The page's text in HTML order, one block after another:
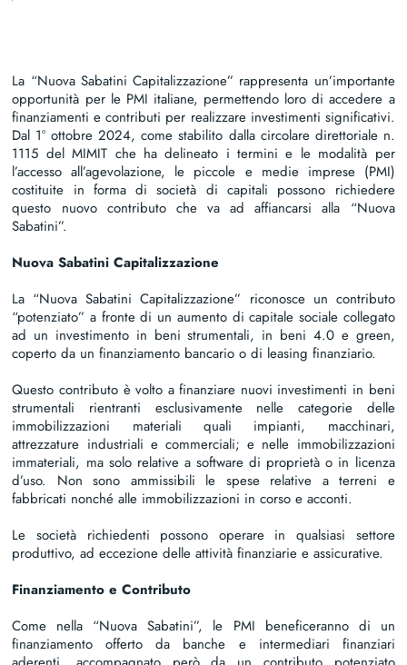
La “Nuova Sabatini Capitalizzazione” rappresenta un’importante
opportunità per le PMI italiane, permettendo loro di accedere a
finanziamenti e contributi per realizzare investimenti significativi.
Dal 1° ottobre 2024, come stabilito dalla circolare direttoriale n.
1115 del MIMIT che ha delineato i termini e le modalità per
l’accesso all’agevolazione, le piccole e medie imprese (PMI)
costituite in forma di società di capitali possono richiedere
questo nuovo contributo che va ad affiancarsi alla “Nuova
Sabatini”.
Nuova Sabatini Capitalizzazione
La “Nuova Sabatini Capitalizzazione” riconosce un contributo
“potenziato” a fronte di un aumento di capitale sociale collegato
ad un investimento in beni strumentali, in beni 4.0 e green,
coperto da un finanziamento bancario o di leasing finanziario.
Questo contributo è volto a finanziare nuovi investimenti in beni
strumentali rientranti esclusivamente nelle categorie delle
immobilizzazioni materiali quali impianti, macchinari,
attrezzature industriali e commerciali; e nelle immobilizzazioni
immateriali, ma solo relative a software di proprietà o in licenza
d’uso. Non sono ammissibili le spese relative a terreni e
fabbricati nonché alle immobilizzazioni in corso e acconti.
Le società richiedenti possono operare in qualsiasi settore
produttivo, ad eccezione delle attività finanziarie e assicurative.
Finanziamento e Contributo
Come nella “Nuova Sabatini”, le PMI beneficeranno di un
finanziamento offerto da banche e intermediari finanziari